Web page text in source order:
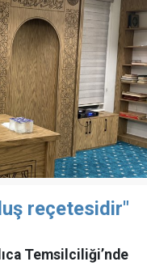
reçetesidir"
Temsilciliği’nde